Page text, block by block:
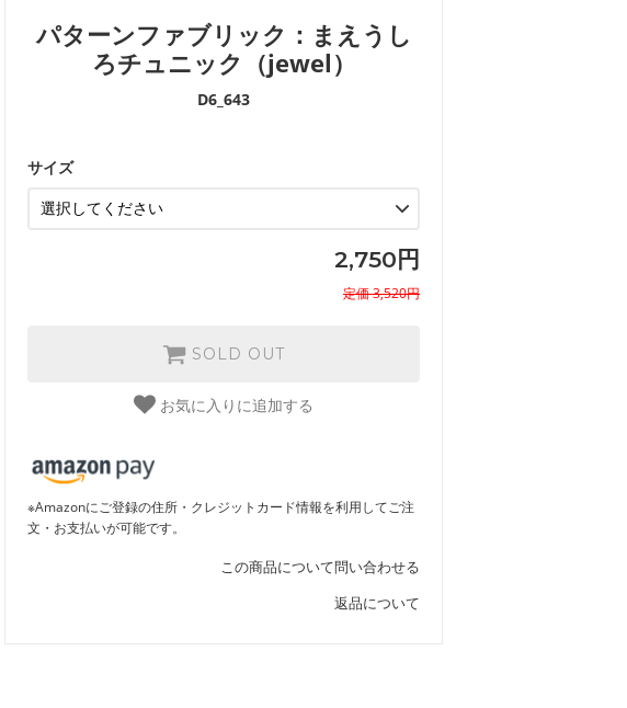
パターンファブリック：まえうし
ろチュニック（jewel）
D6_643
サイズ
2,750円
定価 3,520円
SOLD OUT
お気に入りに追加する
※Amazonにご登録の住所・クレジットカード情報を利用してご注
文・お支払いが可能です。
この商品について問い合わせる
返品について